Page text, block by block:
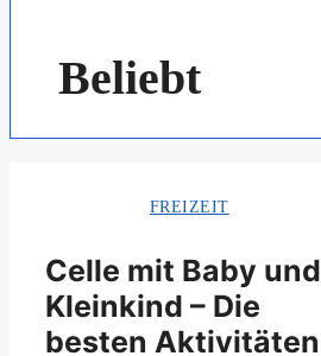
Beliebt
FREIZEIT
Celle mit Baby und
Kleinkind – Die
besten Aktivitäten